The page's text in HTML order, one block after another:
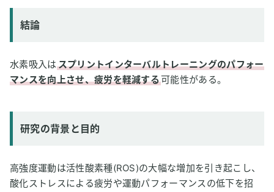
結論
水素吸入はスプリントインターバルトレーニングのパフォー
マンスを向上させ、疲労を軽減する可能性がある。
研究の背景と目的
高強度運動は活性酸素種(ROS)の大幅な増加を引き起こし、
酸化ストレスによる疲労や運動パフォーマンスの低下を招